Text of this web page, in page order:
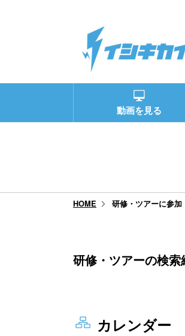
動画を見る
HOME 研修・ツアーに参加
研修・ツアーの検索
カレンダー